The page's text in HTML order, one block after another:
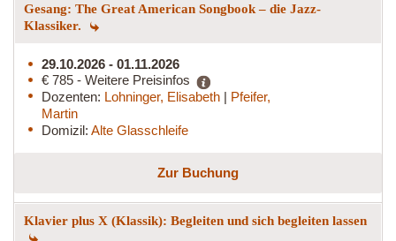
Gesang: The Great American Songbook – die Jazz-
Klassiker.
29.10.2026 - 01.11.2026
€ 785 - Weitere Preisinfos
Dozenten: Lohninger, Elisabeth | Pfeifer,
Martin
Domizil: Alte Glasschleife
Zur Buchung
Klavier plus X (Klassik): Begleiten und sich begleiten lassen